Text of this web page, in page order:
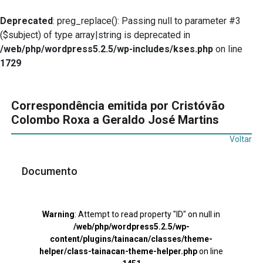
Deprecated: preg_replace(): Passing null to parameter #3
($subject) of type array|string is deprecated in
/web/php/wordpress5.2.5/wp-includes/kses.php on line
1729
Correspondência emitida por Cristóvão
Colombo Roxa a Geraldo José Martins
Voltar
Documento
Warning: Attempt to read property "ID" on null in
/web/php/wordpress5.2.5/wp-
content/plugins/tainacan/classes/theme-
helper/class-tainacan-theme-helper.phpon line